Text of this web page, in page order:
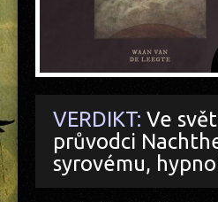
VERDIKT: Ve
průvodci
syrovému,